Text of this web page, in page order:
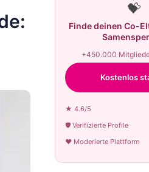
💝
Finde deinen Co-
+450.000
Kostenlos
★ 4.6/5
🛡 Verifizierte Profile
♥ Moderierte Plattform